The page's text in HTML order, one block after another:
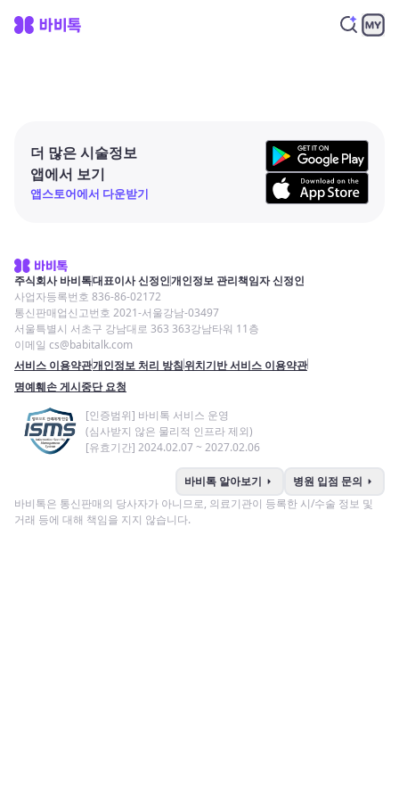
더 많은 시술정보
앱에서 보기
앱스토어에서 다운받기
주식회사 바비톡대표이사 신정인개인정보 관리책임자 신정인
사업자등록번호 836-86-02172
통신판매업신고번호 2021-서울강남-03497
서울특별시 서초구 강남대로 363 363강남타워 11층
이메일 cs@babitalk.com
서비스 이용약관개인정보 처리 방침위치기반 서비스 이용약관
명예훼손 게시중단 요청
[인증범위] 바비톡 서비스 운영
(심사받지 않은 물리적 인프라 제외)
[유효기간] 2024.02.07 ~ 2027.02.06
바비톡 알아보기 arrow_right 병원 입점 문의 arrow_right
바비톡은 통신판매의 당사자가 아니므로, 의료기관이 등록한 시/수술 정보 및
거래 등에 대해 책임을 지지 않습니다.